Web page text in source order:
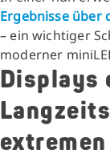
Ergebnisse über
– ein wichtiger
moderner
Displays